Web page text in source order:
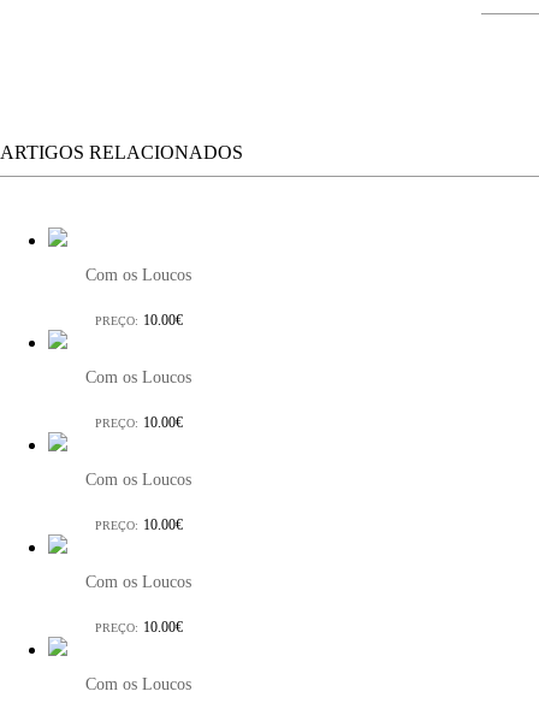
ARTIGOS RELACIONADOS
Com os Loucos
PREÇO: 10.00€
Com os Loucos
PREÇO: 10.00€
Com os Loucos
PREÇO: 10.00€
Com os Loucos
PREÇO: 10.00€
Com os Loucos